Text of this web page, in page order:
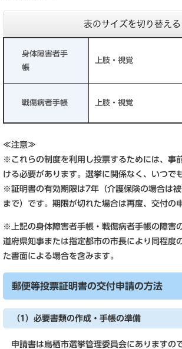
表のサイズを切り替える
身体障害者手
帳
上肢・視覚
戦傷病者手帳 上肢・視覚
≪注意≫
※これらの制度を利用し投票するためには、事
ける必要があります。選挙に関係なく、いつで
※証明書の有効期限は7年（介護保険の場合は
まで）です。期限が切れた場合は再度、交付の
※上記の身体障害者手帳・戦傷病者手帳の障害
道府県知事または指定都市の市長により同程度
た書面による場合を含みます。
郵便等投票証明書の交付申請の方法
（1）必要書類の作成・手帳の準備
申請書は鳥栖市選挙管理委員会にありますの